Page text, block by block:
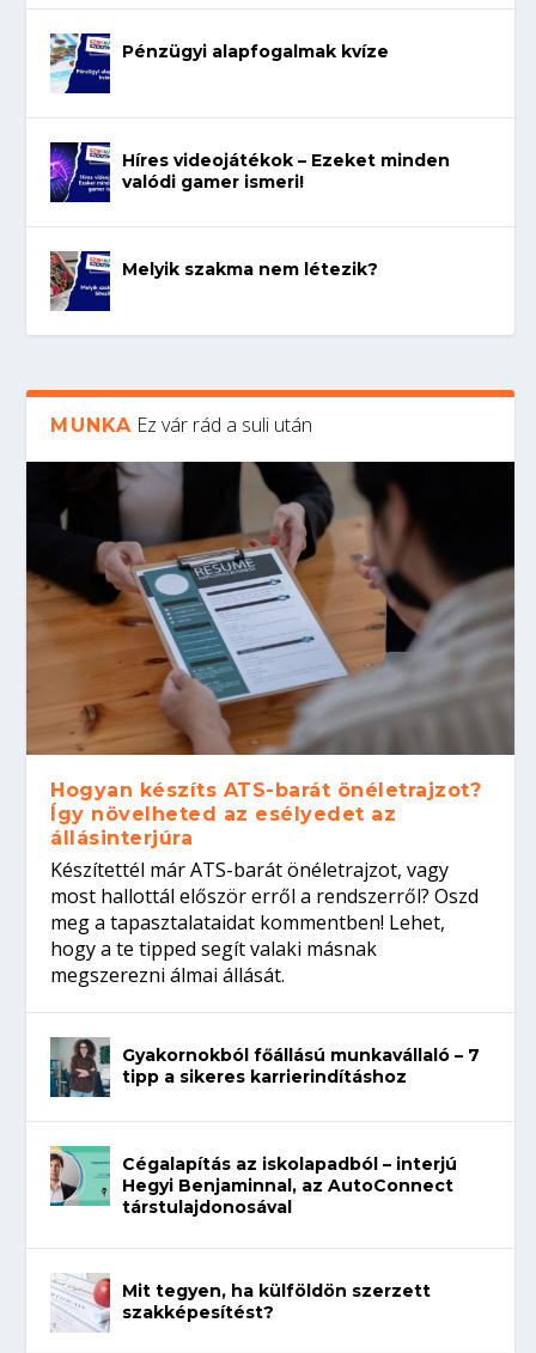
Pénzügyi alapfogalmak kvíze
Híres videojátékok – Ezeket minden
valódi gamer ismeri!
Melyik szakma nem létezik?
MUNKA Ez vár rád a suli után
Hogyan készíts ATS-barát önéletrajzot?
Így növelheted az esélyedet az
állásinterjúra
Készítettél már ATS-barát önéletrajzot, vagy
most hallottál először erről a rendszerről? Oszd
meg a tapasztalataidat kommentben! Lehet,
hogy a te tipped segít valaki másnak
megszerezni álmai állását.
Gyakornokból főállású munkavállaló – 7
tipp a sikeres karrierindításhoz
Cégalapítás az iskolapadból – interjú
Hegyi Benjaminnal, az AutoConnect
társtulajdonosával
Mit tegyen, ha külföldön szerzett
szakképesítést?